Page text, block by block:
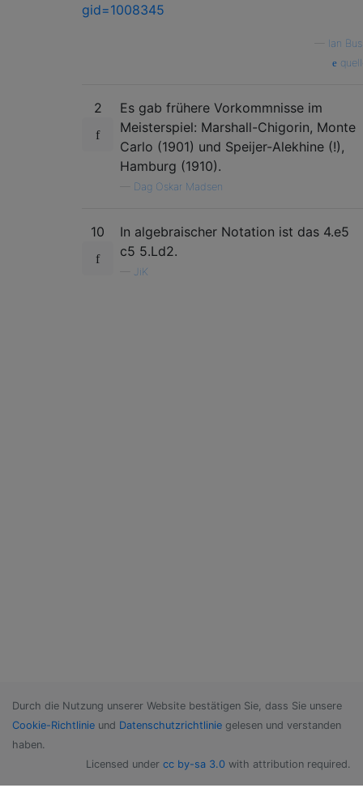
gid=1008345
Ian
2
Es gab frühere Vorkommnisse im
Meisterspiel: Marshall-Chigorin, Monte
Carlo (1901) und Speijer-Alekhine (!),
Hamburg (1910).
Dag Oskar Madsen
10
In algebraischer Notation ist das 4.e5
c5 5.Ld2.
JiK
Durch die Nutzung unserer Website bestätigen Sie, dass Sie unsere
Cookie-Richtlinie und Datenschutzrichtlinie gelesen und verstanden
haben.
Licensed under cc by-sa 3.0 with attribution required.